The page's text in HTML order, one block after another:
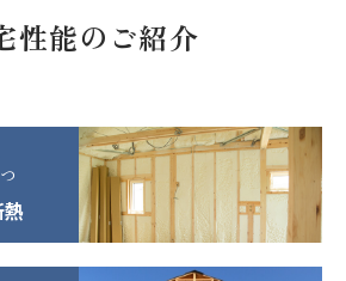
性能のご紹介